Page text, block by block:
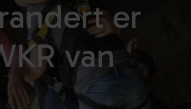
er
van